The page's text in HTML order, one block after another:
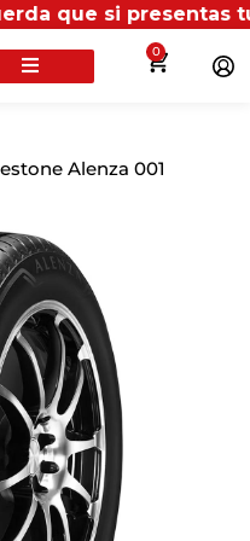
presentas tu
0
Alenza 001